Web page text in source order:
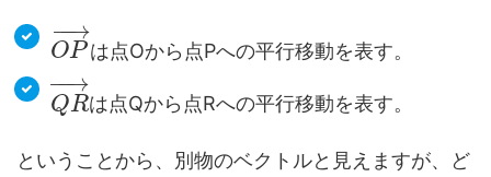
OP
−→
−
は点Oから点Pへの平行移動を表す。
QR
−→
−
は点Qから点Rへの平行移動を表す。
ということから、別物のベクトルと見えますが、ど